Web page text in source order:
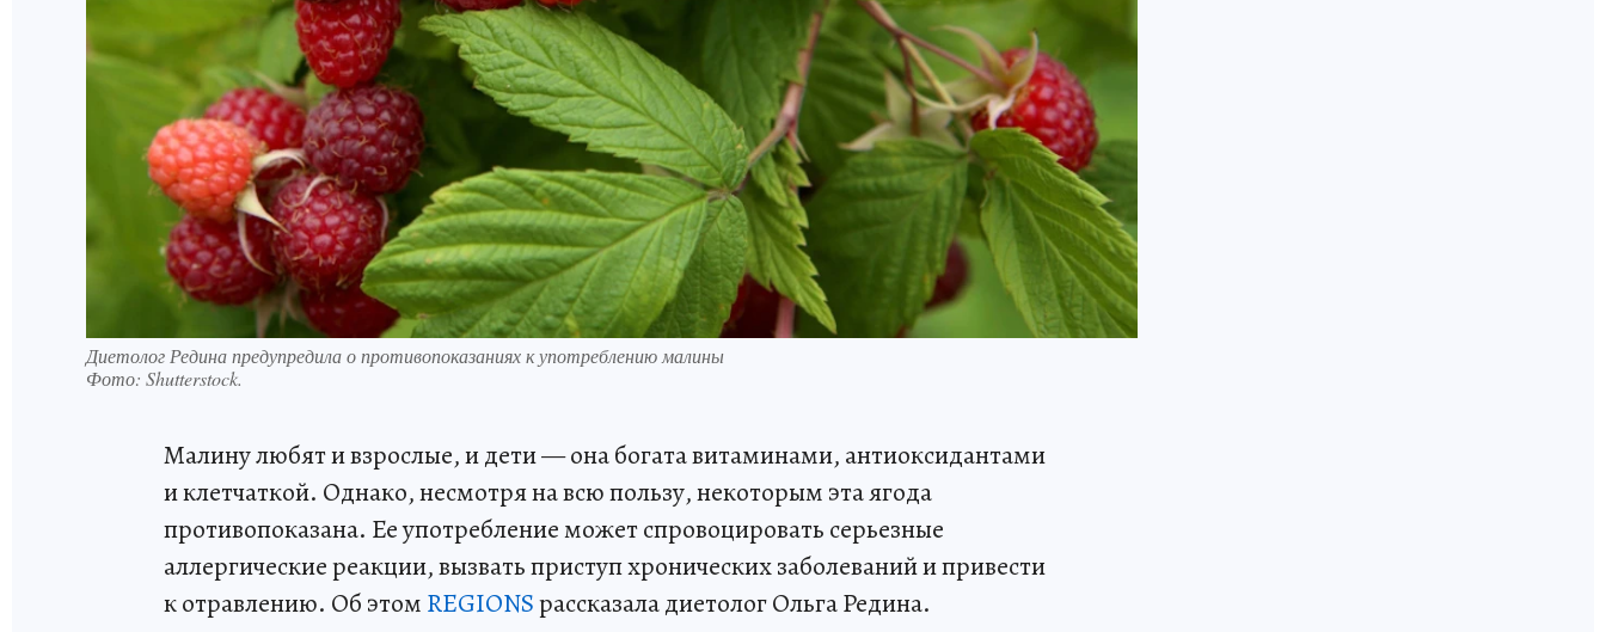
Диетолог Редина предупредила о противопоказаниях к употреблению малины
Фото: Shutterstock.
Малину любят и взрослые, и дети — она богата витаминами, антиоксидантами
и клетчаткой. Однако, несмотря на всю пользу, некоторым эта ягода
противопоказана. Ее употребление может спровоцировать серьезные
аллергические реакции, вызвать приступ хронических заболеваний и привести
к отравлению. Об этом REGIONSрассказала диетолог Ольга Редина.